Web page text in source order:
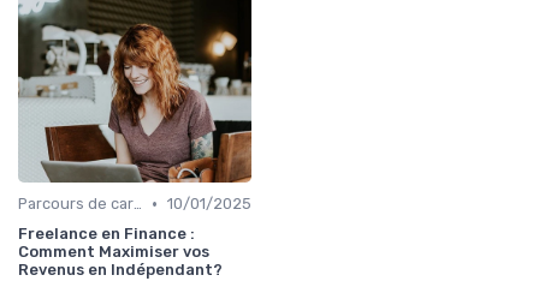
Parcours de carrière en finance • 10/01/2025
Freelance en Finance :
Comment Maximiser vos
Revenus en Indépendant?